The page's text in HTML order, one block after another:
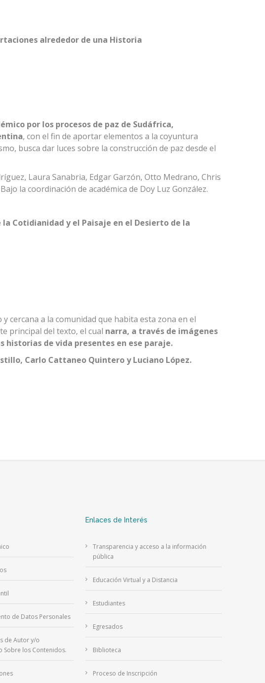
alrededor de una Historia
por los procesos de paz de Sudáfrica,
, con el fin de aportar elementos a la coyuntura
busca dar luces sobre la construcción de paz desde el
Laura Sanabria, Edgar Garzón, Otto Medrano, Chris
la coordinación de académica de Doy Luz González.
Cotidianidad y el Paisaje en el Desierto de la
cercana a la comunidad que habita esta zona en el
principal del texto, el cual narra, a través de imágenes
de vida presentes en ese paraje.
Carlo Cattaneo Quintero y Luciano López.
de Datos Personales
de Autor y/o
Sobre los Contenidos.
Enlaces de Interés
Transparencia y acceso a la información
pública
Educación Virtual y a Distancia
Estudiantes
Egresados
Biblioteca
Proceso de Inscripción